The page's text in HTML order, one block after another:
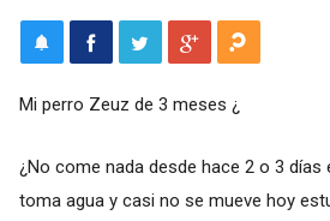
Mi perro Zeuz de 3 meses ¿
¿No come nada desde hace 2 o 3
toma agua y casi no se mueve hoy